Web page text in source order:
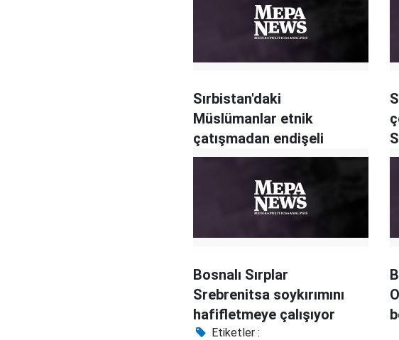
Sırbistan'daki
Müslümanlar etnik
çatışmadan endişeli
Bosnalı Sırplar
Srebrenitsa soykırımını
hafifletmeye çalışıyor
Etiketler :